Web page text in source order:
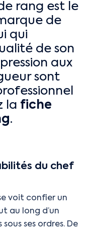
rang est le
de
qui
de son
aux
sont
la fiche
.
du chef
voit confier un
au long d’un
ses ordres. De